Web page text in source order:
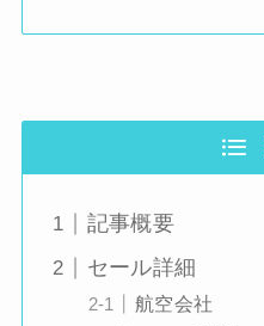
記事概要
セール詳細
航空会社